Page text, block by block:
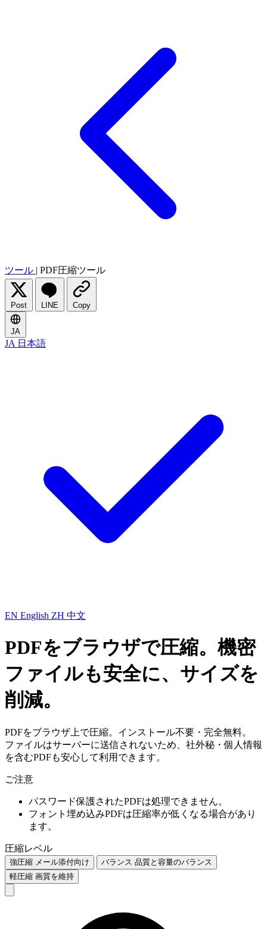
ツール | PDF圧縮ツール
Post LINE Copy
JA
JA 日本語
EN English ZH 中文
PDFをブラウザで圧縮。機密
ファイルも安全に、サイズを
削減。
PDFをブラウザ上で圧縮。インストール不要・完全無料。
ファイルはサーバーに送信されないため、社外秘・個人情報
を含むPDFも安心して利用できます。
ご注意
パスワード保護されたPDFは処理できません。
フォント埋め込みPDFは圧縮率が低くなる場合があり
ます。
圧縮レベル
強圧縮 メール添付向け バランス 品質と容量のバランス
軽圧縮 画質を維持